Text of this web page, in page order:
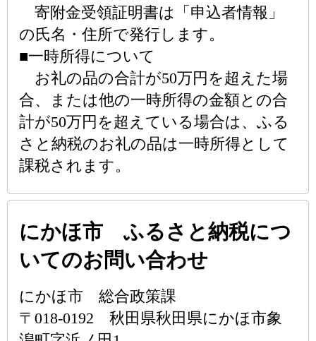
寄附金受領証明書は「申込者情報」
の氏名・住所で発行します。
■一時所得について
お礼の品の合計が50万円を超えた場
合、または他の一時所得の金額との合
計が50万円を超えている場合は、ふる
さと納税のお礼の品は一時所得として
課税されます。
にかほ市 ふるさと納税につ
いてのお問い合わせ
にかほ市 総合政策課
〒018-0192 秋田県秋田県にかほ市象